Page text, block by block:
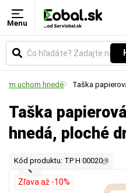
Menu
uchom hnedé Taška
Taška
hnedá, ploché
Kód produktu: TP H 00020
Zľava až -10%